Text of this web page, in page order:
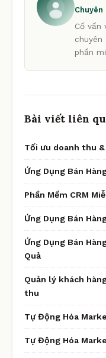
Chuyên
Cố vấn
chuyên
phần
Bài viết liên
Tối ưu doanh thu &
Ứng Dụng Bán
Phần Mềm CRM
Ứng Dụng Bán
Ứng Dụng Bán
Quả
Quản lý khách
thu
Tự Động Hóa
Tự Động Hóa